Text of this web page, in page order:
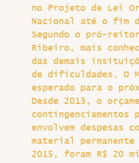
no Projeto de Lei
Nacional até o fim
Segundo o pró-
Ribeiro, mais
das demais
de dificuldades. O
esperado para o
Desde 2013, o
contingenciamentos
envolvem despesas
material
2015, foram R$ 20